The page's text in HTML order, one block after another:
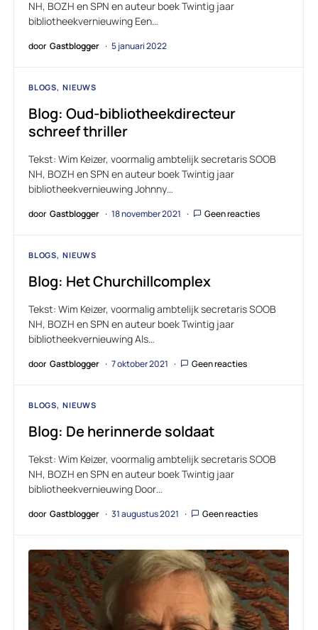
NH, BOZH en SPN en auteur boek Twintig jaar
bibliotheekvernieuwing Een…
door Gastblogger 5 januari 2022
BLOGS NIEUWS
Blog: Oud-bibliotheekdirecteur
schreef thriller
Tekst: Wim Keizer, voormalig ambtelijk secretaris SOOB
NH, BOZH en SPN en auteur boek Twintig jaar
bibliotheekvernieuwing Johnny…
door Gastblogger 18 november 2021 Geen reacties
BLOGS NIEUWS
Blog: Het Churchillcomplex
Tekst: Wim Keizer, voormalig ambtelijk secretaris SOOB
NH, BOZH en SPN en auteur boek Twintig jaar
bibliotheekvernieuwing Als…
door Gastblogger 7 oktober 2021 Geen reacties
BLOGS NIEUWS
Blog: De herinnerde soldaat
Tekst: Wim Keizer, voormalig ambtelijk secretaris SOOB
NH, BOZH en SPN en auteur boek Twintig jaar
bibliotheekvernieuwing Door…
door Gastblogger 31 augustus 2021 Geen reacties